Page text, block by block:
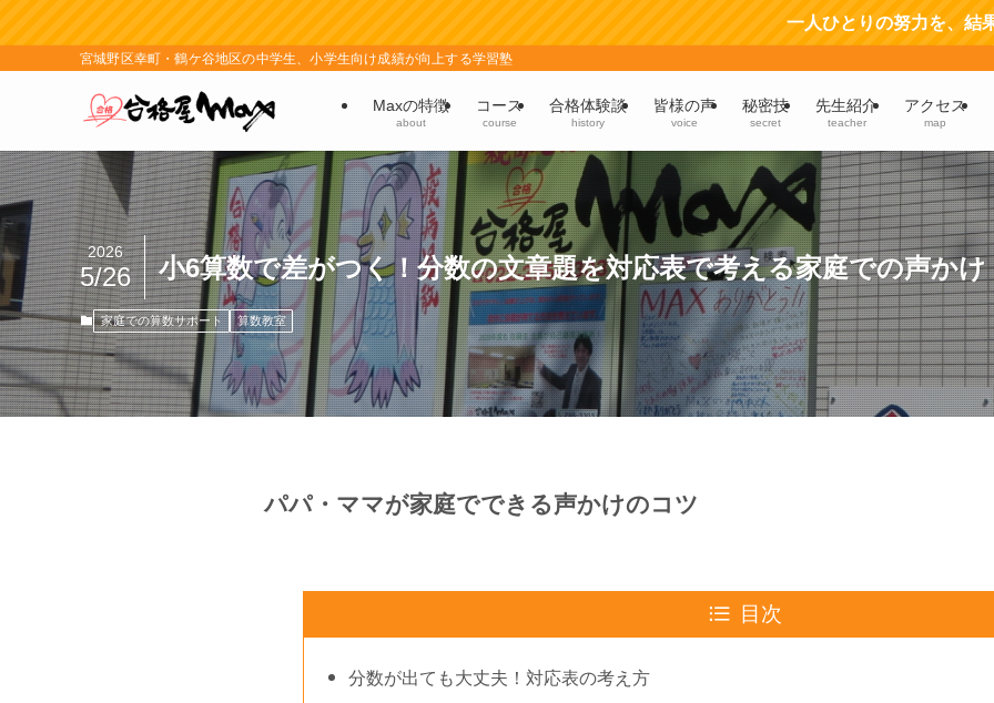
一人ひとりの努力を、結果に。 4年
宮城野区幸町・鶴ケ谷地区の中学生、小学生向け成績が向上する学習塾
Maxの特徴
about
コース
course
合格体験談
history
皆様の声
voice
秘密技
secret
先生紹介
teacher
アクセス
map
小6算数で差がつく！分数の文章題を対応表で考える家庭での声かけ
2026
5/26
家庭での算数サポート 算数教室
パパ・ママが家庭でできる声かけのコツ
目次
分数が出ても大丈夫！対応表の考え方